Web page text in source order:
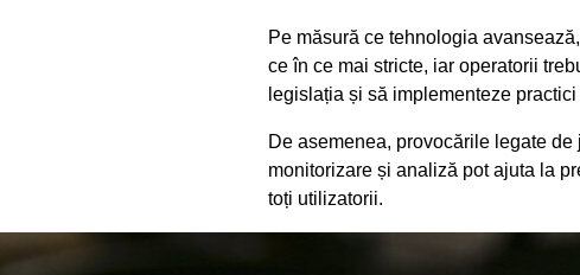
Pe măsură ce tehnologia
ce în ce mai stricte, iar operatorii
legislația și să implementeze
De asemenea, provocările legate
monitorizare și analiză pot ajuta la
toți utilizatorii.